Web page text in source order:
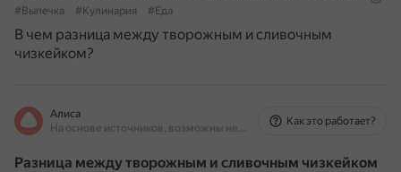
#Выпечка
#Кулинария #Еда
В чем разница между творожным и сливочным
чизкейком?
Алиса
На основе источников, возможны неточности
Как это работает?
Разница между творожным и сливочным чизкейком